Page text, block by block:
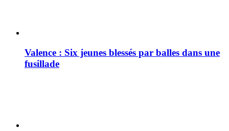
Valence : Six jeunes blessés par balles dans une
fusillade